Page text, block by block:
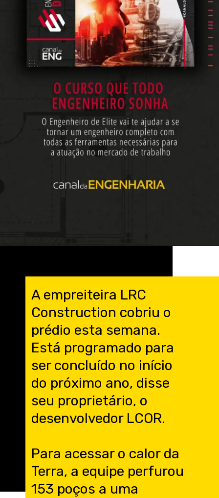
A empreiteira LRC
Construction cobriu o
prédio esta semana.
Está programado para
ser concluído no início
do próximo ano, disse
seu proprietário, o
desenvolvedor LCOR.
Para acessar o calor da
Terra, a equipe perfurou
153 poços a uma